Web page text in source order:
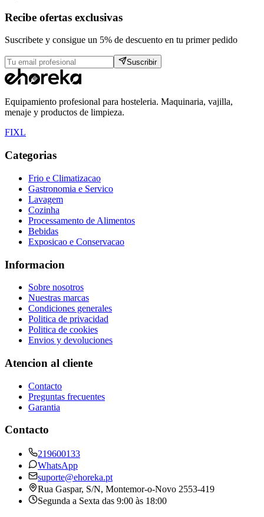
Recibe ofertas exclusivas
Suscribete y consigue un 5% de descuento en tu primer pedido
Suscribir
Equipamiento profesional para hosteleria. Maquinaria, vajilla,
menaje y productos de limpieza.
FIXL
Categorias
Frio e Climatizacao
Gastronomia e Servico
Lavagem
Cozinha
Processamento de Alimentos
Bebidas
Exposicao e Conservacao
Informacion
Sobre nosotros
Nuestras marcas
Condiciones generales
Politica de privacidad
Politica de cookies
Envios y devoluciones
Atencion al cliente
Contacto
Preguntas frecuentes
Garantia
Contacto
219600133
WhatsApp
suporte@ehoreka.pt
Rua Gaspar, S/N, Montemor-o-Novo 2553-419
Segunda a Sexta das 9:00 às 18:00